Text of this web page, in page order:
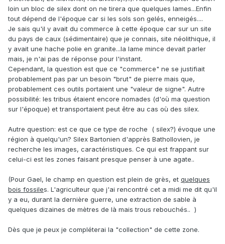
loin un bloc de silex dont on ne tirera que quelques lames...Enfin
tout dépend de l'époque car si les sols son gelés, enneigés....
Je sais qu'il y avait du commerce à cette époque car sur un site
du pays de caux (sédimentaire) que je connais, site néolithique, il
y avait une hache polie en granite...la lame mince devait parler
mais, je n'ai pas de réponse pour l'instant.
Cependant, la question est que ce "commerce" ne se justifiait
probablement pas par un besoin "brut" de pierre mais que,
probablement ces outils portaient une "valeur de signe". Autre
possibilité: les tribus étaient encore nomades (d'où ma question
sur l'époque) et transportaient peut être au cas où des silex.
Autre question: est ce que ce type de roche ( silex?) évoque une
région à quelqu'un? Silex Bartonien d'apprès Bathollovien, je
recherche les images, caractéristiques. Ce qui est frappant sur
celui-ci est les zones faisant presque penser à une agate..
(Pour Gael, le champ en question est plein de grès, et quelques
bois fossiles. L'agriculteur que j'ai rencontré cet a midi me dit qu'il
y a eu, durant la dernière guerre, une extraction de sable à
quelques dizaines de mètres de là mais trous rebouchés.. )
Dès que je peux je compléterai la "collection" de cette zone.